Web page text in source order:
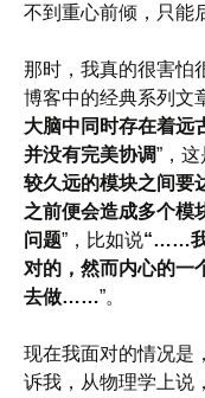
不到重心前倾，只能
那时，我真的很害怕
博客中的经典系列文
大脑中同时存在着远
并没有完美协调”，这
较久远的模块之间要
之前便会造成多个模
问题”，比如说“……我
对的，然而内心的一
去做……”。
现在我面对的情况是
诉我，从物理学上说